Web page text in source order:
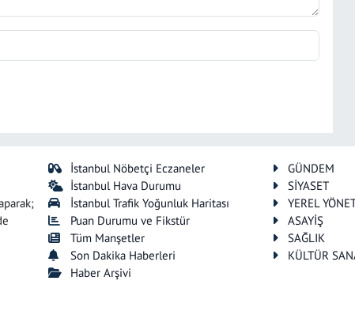
İstanbul Nöbetçi Eczaneler
İstanbul Hava Durumu
İstanbul Trafik Yoğunluk Haritası
Puan Durumu ve Fikstür
Tüm Manşetler
Son Dakika Haberleri
Haber Arşivi
GÜNDEM
SİYASET
YEREL
ASAYİŞ
SAĞLIK
KÜLTÜR